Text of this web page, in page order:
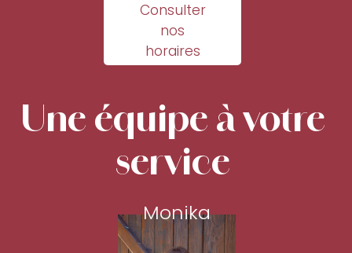
Consulter
nos
horaires
Une équipe à votre
service
Monika